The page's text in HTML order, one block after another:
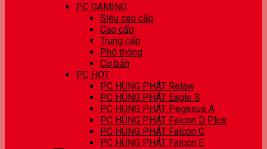
PC GAMING
Siêu cao cấp
Cao cấp
Trung cấp
Phổ thông
Cơ bản
PC HOT
PC HÙNG PHÁT Relaw
PC HÙNG PHÁT Eagle S
PC HÙNG PHÁT Pegasus A
PC HÙNG PHÁT Falcon D Plus
PC HÙNG PHÁT Falcon C
PC HÙNG PHÁT Falcon E